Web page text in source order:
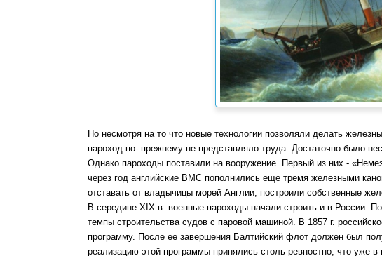
Но несмотря на то что новые технологии позволяли делать
пароход по- прежнему не представляло труда. Достаточно было
Однако пароходы поставили на вооружение. Первый из них -
через год английские ВМС пополнились еще тремя железными
отставать от владычицы морей Англии, построили собственные
В середине XIX в. военные пароходы начали строить и в России.
темпы строительства судов с паровой машиной. В 1857 г.
программу. После ее завершения Балтийский флот должен был
реализацию этой программы принялись столь ревностно, что уже